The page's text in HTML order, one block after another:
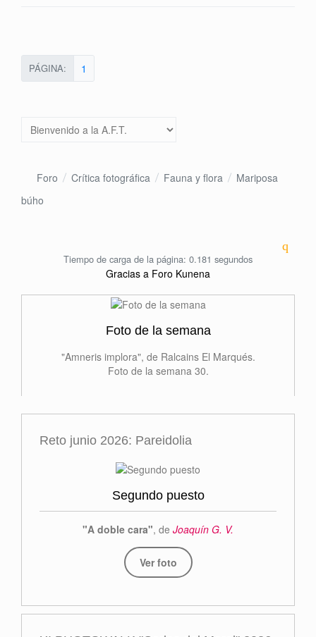
PÁGINA: 1
Foro Crítica fotográfica Fauna y flora
Mariposa
búho
Tiempo de carga de la página: 0.181 segundos
Gracias a Foro Kunena
Foto de la semana
"Amneris implora", de Ralcains El Marqués.
Foto de la semana 30.
Reto junio 2026: Pareidolia
Segundo puesto
"A doble cara", de Joaquín G. V.
Ver foto